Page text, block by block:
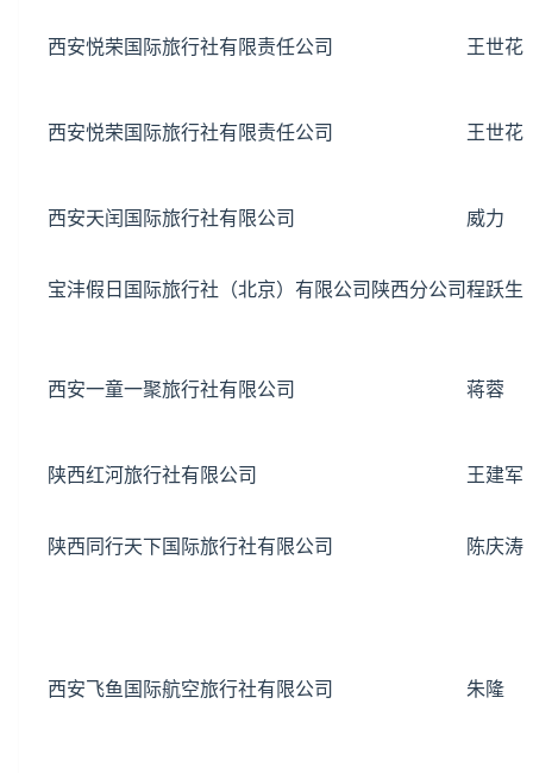
西安悦荣国际旅行社有限责任公司 王世花
西安悦荣国际旅行社有限责任公司 王世花
西安天闰国际旅行社有限公司 威力
宝沣假日国际旅行社（北京）有限公司陕西分公司程跃生
西安一童一聚旅行社有限公司 蒋蓉
陕西红河旅行社有限公司 王建军
陕西同行天下国际旅行社有限公司 陈庆涛
西安飞鱼国际航空旅行社有限公司 朱隆